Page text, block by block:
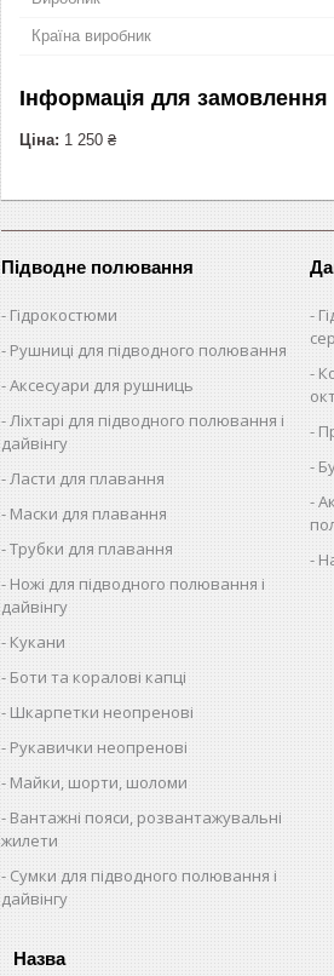
Країна виробник
Інформація для замовлення
Ціна: 1 250 ₴
Підводне полювання
Гідрокостюми
Рушниці для підводного полювання
Аксесуари для рушниць
Ліхтарі для підводного полювання і
дайвінгу
Ласти для плавання
Маски для плавання
Трубки для плавання
Ножі для підводного полювання і
дайвінгу
Кукани
Боти та коралові капці
Шкарпетки неопренові
Рукавички неопренові
Майки, шорти, шоломи
Вантажні пояси, розвантажувальні
жилети
Сумки для підводного полювання і
дайвінгу